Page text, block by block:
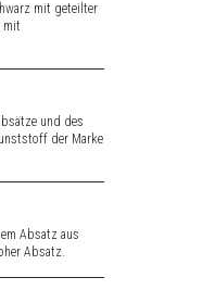
mit geteilter
mit
und des
der Marke
Absatz aus
Absatz.